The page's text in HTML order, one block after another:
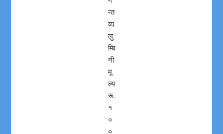
न्त
व्य
लु
म्बि
नी
मू
ल्य
रू.
१
०
०